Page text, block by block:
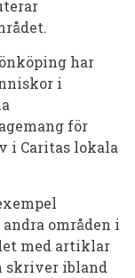
har
i
för
i Caritas lokala
andra områden i
med artiklar
skriver ibland